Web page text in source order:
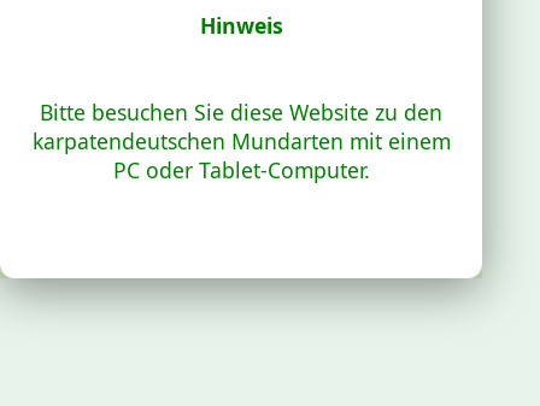
Hinweis
Bitte besuchen Sie diese Website zu den
karpatendeutschen Mundarten mit einem
PC oder Tablet-Computer.